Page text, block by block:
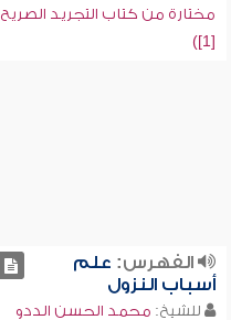
مختارة من كتاب التجريد الصريح
[1])
الفهرس: علم
أسباب النزول
للشيخ: محمد الحسن الددو